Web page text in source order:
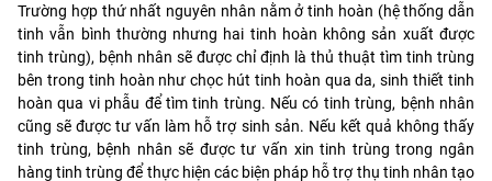
Trường hợp thứ nhất nguyên nhân nằm ở tinh hoàn (hệ thống dẫn
tinh vẫn bình thường nhưng hai tinh hoàn không sản xuất được
tinh trùng), bệnh nhân sẽ được chỉ định là thủ thuật tìm tinh trùng
bên trong tinh hoàn như chọc hút tinh hoàn qua da, sinh thiết tinh
hoàn qua vi phẫu để tìm tinh trùng. Nếu có tinh trùng, bệnh nhân
cũng sẽ được tư vấn làm hỗ trợ sinh sản. Nếu kết quả không thấy
tinh trùng, bệnh nhân sẽ được tư vấn xin tinh trùng trong ngân
hàng tinh trùng để thực hiện các biện pháp hỗ trợ thụ tinh nhân tạo